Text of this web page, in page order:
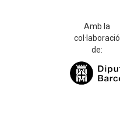
Amb la
col·laboració
de: